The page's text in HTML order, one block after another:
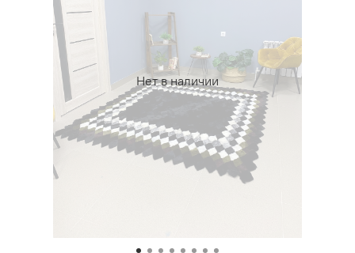
Нет в наличии